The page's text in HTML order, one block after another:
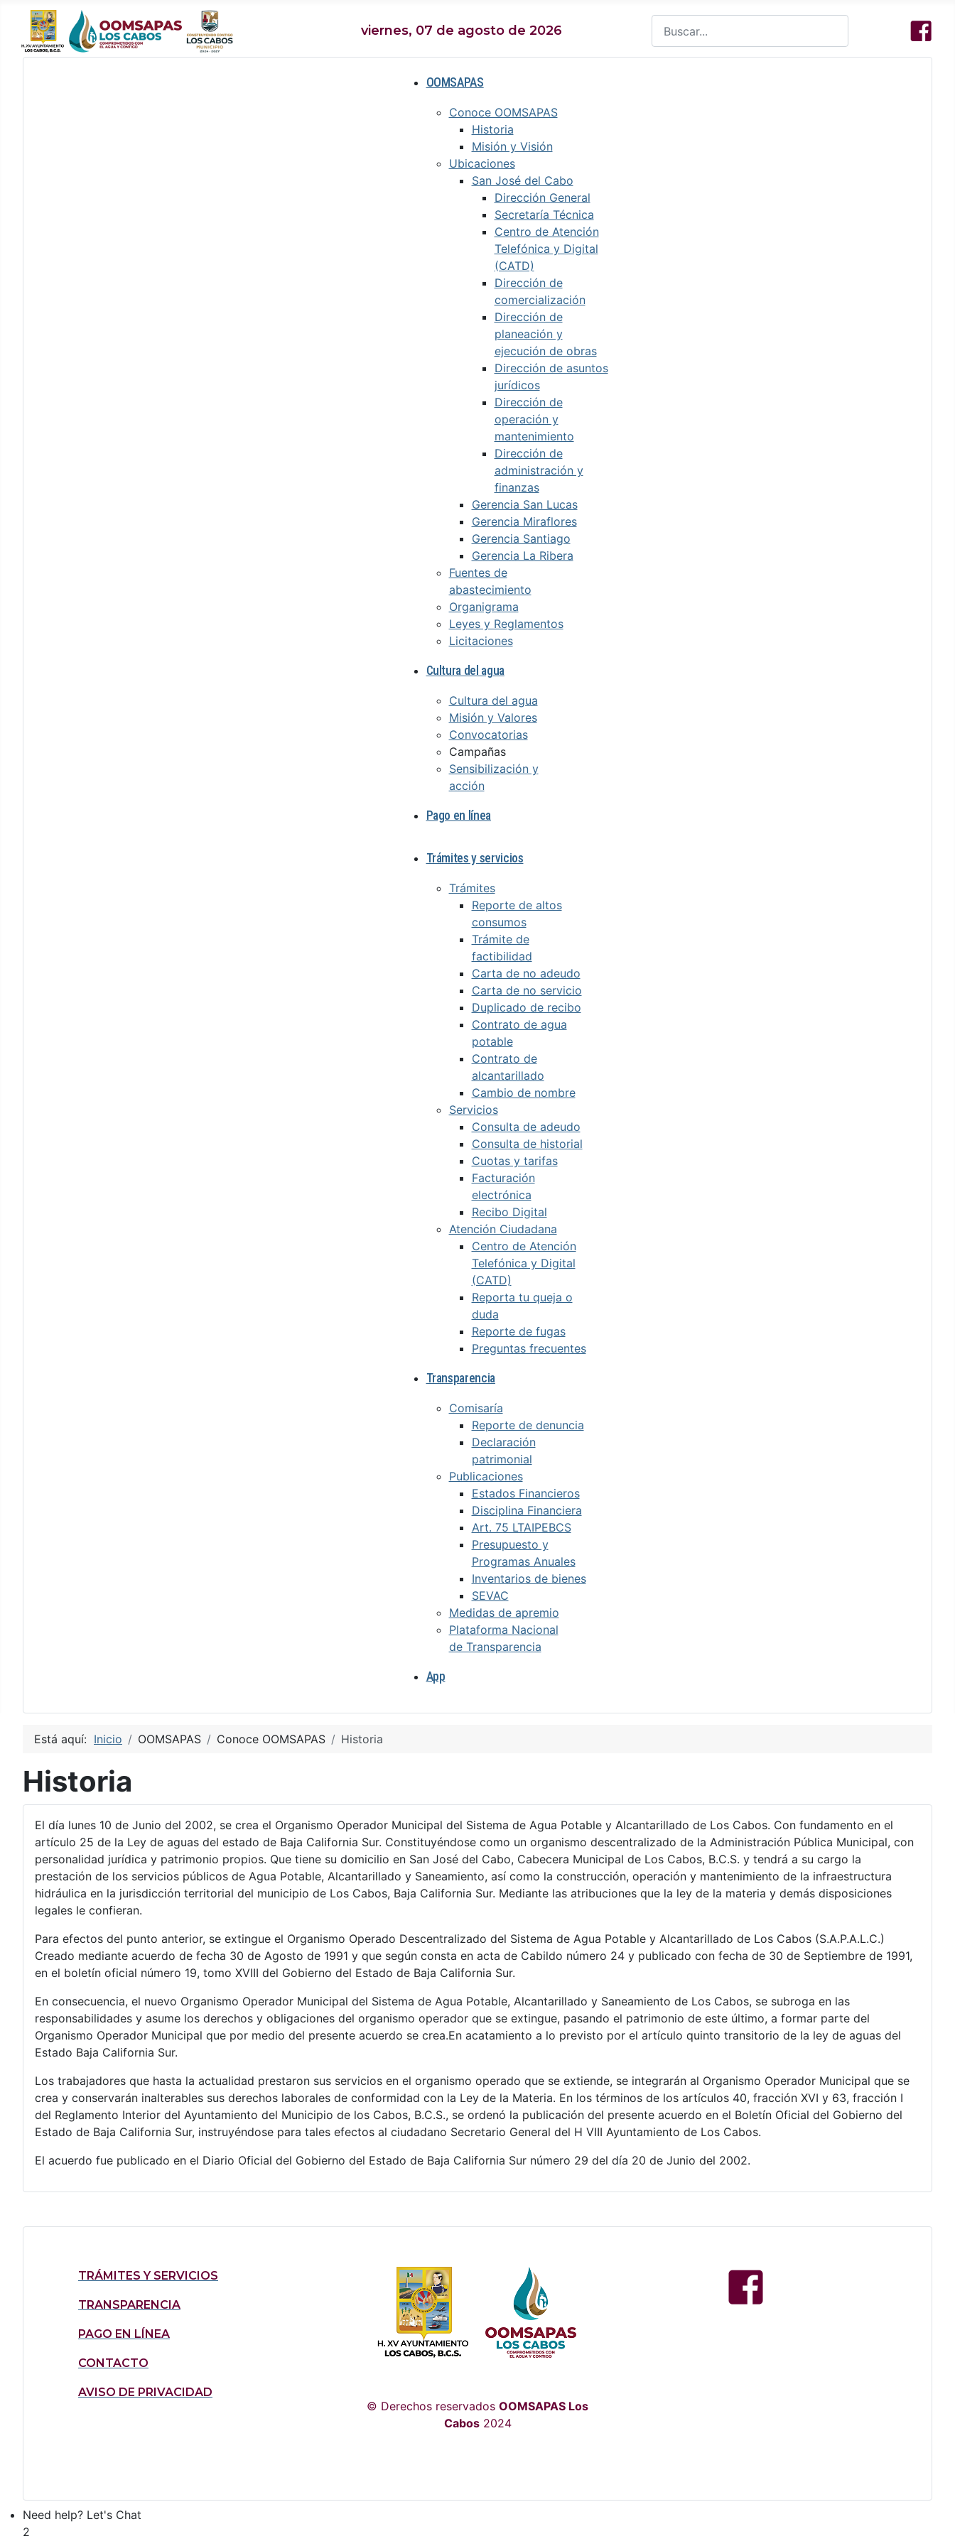
viernes, 07 de agosto de 2026
Type 2 or more characters for results.
OOMSAPAS
Conoce OOMSAPAS
Historia
Misión y Visión
Ubicaciones
San José del Cabo
Dirección General
Secretaría Técnica
Centro de Atención
Telefónica y Digital
(CATD)
Dirección de
comercialización
Dirección de
planeación y
ejecución de obras
Dirección de asuntos
jurídicos
Dirección de
operación y
mantenimiento
Dirección de
administración y
finanzas
Gerencia San Lucas
Gerencia Miraflores
Gerencia Santiago
Gerencia La Ribera
Fuentes de
abastecimiento
Organigrama
Leyes y Reglamentos
Licitaciones
Cultura del agua
Cultura del agua
Misión y Valores
Convocatorias
Campañas
Sensibilización y
acción
Pago en línea
Trámites y servicios
Trámites
Reporte de altos
consumos
Trámite de
factibilidad
Carta de no adeudo
Carta de no servicio
Duplicado de recibo
Contrato de agua
potable
Contrato de
alcantarillado
Cambio de nombre
Servicios
Consulta de adeudo
Consulta de historial
Cuotas y tarifas
Facturación
electrónica
Recibo Digital
Atención Ciudadana
Centro de Atención
Telefónica y Digital
(CATD)
Reporta tu queja o
duda
Reporte de fugas
Preguntas frecuentes
Transparencia
Comisaría
Reporte de denuncia
Declaración
patrimonial
Publicaciones
Estados Financieros
Disciplina Financiera
Art. 75 LTAIPEBCS
Presupuesto y
Programas Anuales
Inventarios de bienes
SEVAC
Medidas de apremio
Plataforma Nacional
de Transparencia
App
Está aquí: Inicio OOMSAPAS Conoce OOMSAPAS Historia
Historia
El día lunes 10 de Junio del 2002, se crea el Organismo Operador Municipal del Sistema de Agua Potable y Alcantarillado de Los Cabos. Con fundamento en el
artículo 25 de la Ley de aguas del estado de Baja California Sur. Constituyéndose como un organismo descentralizado de la Administración Pública Municipal, con
personalidad jurídica y patrimonio propios. Que tiene su domicilio en San José del Cabo, Cabecera Municipal de Los Cabos, B.C.S. y tendrá a su cargo la
prestación de los servicios públicos de Agua Potable, Alcantarillado y Saneamiento, así como la construcción, operación y mantenimiento de la infraestructura
hidráulica en la jurisdicción territorial del municipio de Los Cabos, Baja California Sur. Mediante las atribuciones que la ley de la materia y demás disposiciones
legales le confieran.
Para efectos del punto anterior, se extingue el Organismo Operado Descentralizado del Sistema de Agua Potable y Alcantarillado de Los Cabos (S.A.P.A.L.C.)
Creado mediante acuerdo de fecha 30 de Agosto de 1991 y que según consta en acta de Cabildo número 24 y publicado con fecha de 30 de Septiembre de 1991,
en el boletín oficial número 19, tomo XVIII del Gobierno del Estado de Baja California Sur.
En consecuencia, el nuevo Organismo Operador Municipal del Sistema de Agua Potable, Alcantarillado y Saneamiento de Los Cabos, se subroga en las
responsabilidades y asume los derechos y obligaciones del organismo operador que se extingue, pasando el patrimonio de este último, a formar parte del
Organismo Operador Municipal que por medio del presente acuerdo se crea.En acatamiento a lo previsto por el artículo quinto transitorio de la ley de aguas del
Estado Baja California Sur.
Los trabajadores que hasta la actualidad prestaron sus servicios en el organismo operado que se extiende, se integrarán al Organismo Operador Municipal que se
crea y conservarán inalterables sus derechos laborales de conformidad con la Ley de la Materia. En los términos de los artículos 40, fracción XVI y 63, fracción I
del Reglamento Interior del Ayuntamiento del Municipio de los Cabos, B.C.S., se ordenó la publicación del presente acuerdo en el Boletín Oficial del Gobierno del
Estado de Baja California Sur, instruyéndose para tales efectos al ciudadano Secretario General del H VIII Ayuntamiento de Los Cabos.
El acuerdo fue publicado en el Diario Oficial del Gobierno del Estado de Baja California Sur número 29 del día 20 de Junio del 2002.
TRÁMITES Y SERVICIOS
TRANSPARENCIA
PAGO EN LÍNEA
CONTACTO
AVISO DE PRIVACIDAD
© Derechos reservados OOMSAPAS Los
Cabos2024
Need help? Let's Chat
2